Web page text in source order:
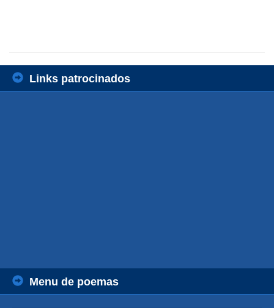
Links patrocinados
Menu de poemas